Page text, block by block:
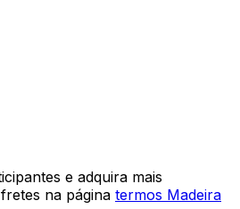
e adquira mais
na página termos Madeira